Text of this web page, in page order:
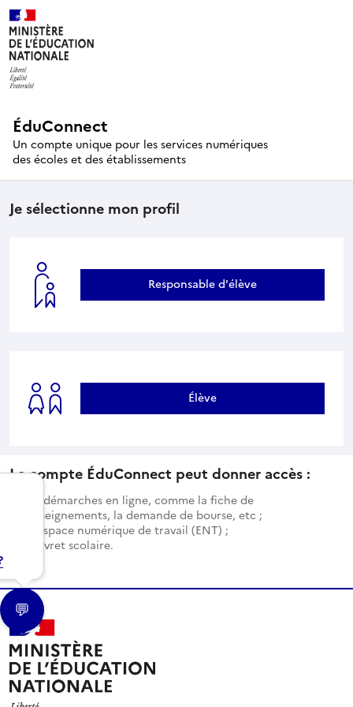
ÉduConnect
Un compte unique pour les services numériques
des écoles et des établissements
Le compte ÉduConnect peut donner accès :
aux démarches en ligne, comme la fiche de
renseignements, la demande de bourse, etc ;
à l’espace numérique de travail (ENT) ;
au livret scolaire.
Je sélectionne mon profil
Responsable d'élève
Élève
💬